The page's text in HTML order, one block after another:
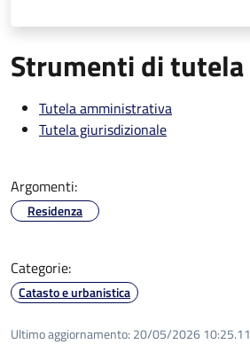
Strumenti di tutela
Tutela amministrativa
Tutela giurisdizionale
Argomenti:
Residenza
Categorie:
Catasto e urbanistica
Ultimo aggiornamento: 20/05/2026 10:25.11